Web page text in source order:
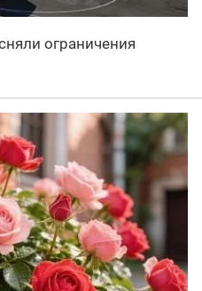
ограничения